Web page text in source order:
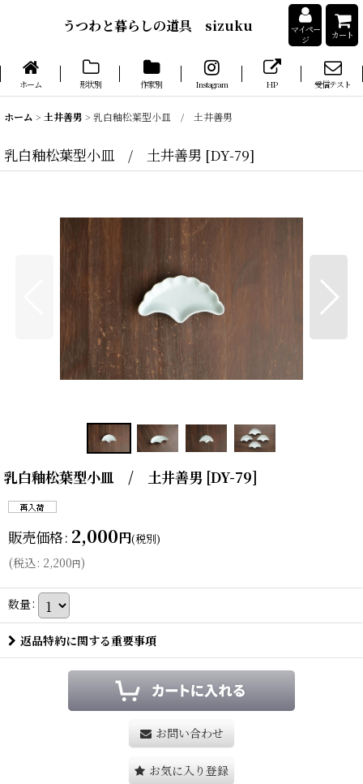
うつわと暮らしの道具 sizuku
マイペー
ジ
カート
ホーム 形状別 作家別 Instagram HP 受信テスト
ホーム > 土井善男 > 乳白釉松葉型小皿 / 土井善男
乳白釉松葉型小皿 / 土井善男 [DY-79]
乳白釉松葉型小皿 / 土井善男 [DY-79]
販売価格: 2,000円(税別)
(税込: 2,200円)
数量:
返品特約に関する重要事項
お問い合わせ
お気に入り登録